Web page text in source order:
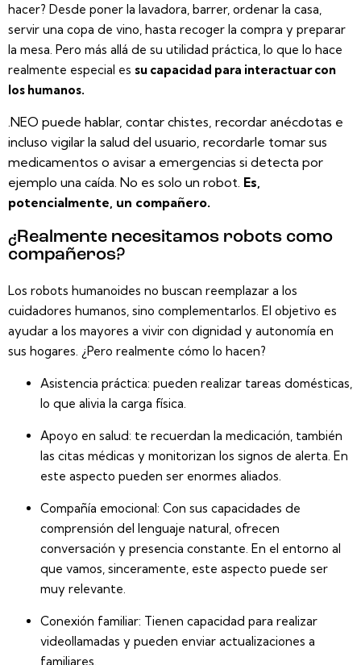
hacer? Desde poner la lavadora, barrer, ordenar la casa,
servir una copa de vino, hasta recoger la compra y preparar
la mesa. Pero más allá de su utilidad práctica, lo que lo hace
realmente especial es su capacidad para interactuar con
los humanos.
.NEO puede hablar, contar chistes, recordar anécdotas e
incluso vigilar la salud del usuario, recordarle tomar sus
medicamentos o avisar a emergencias si detecta por
ejemplo una caída. No es solo un robot. Es,
potencialmente, un compañero.
¿Realmente necesitamos robots como
compañeros?
Los robots humanoides no buscan reemplazar a los
cuidadores humanos, sino complementarlos. El objetivo es
ayudar a los mayores a vivir con dignidad y autonomía en
sus hogares. ¿Pero realmente cómo lo hacen?
Asistencia práctica: pueden realizar tareas domésticas,
lo que alivia la carga física.
Apoyo en salud: te recuerdan la medicación, también
las citas médicas y monitorizan los signos de alerta. En
este aspecto pueden ser enormes aliados.
Compañía emocional: Con sus capacidades de
comprensión del lenguaje natural, ofrecen
conversación y presencia constante. En el entorno al
que vamos, sinceramente, este aspecto puede ser
muy relevante.
Conexión familiar: Tienen capacidad para realizar
videollamadas y pueden enviar actualizaciones a
familiares.